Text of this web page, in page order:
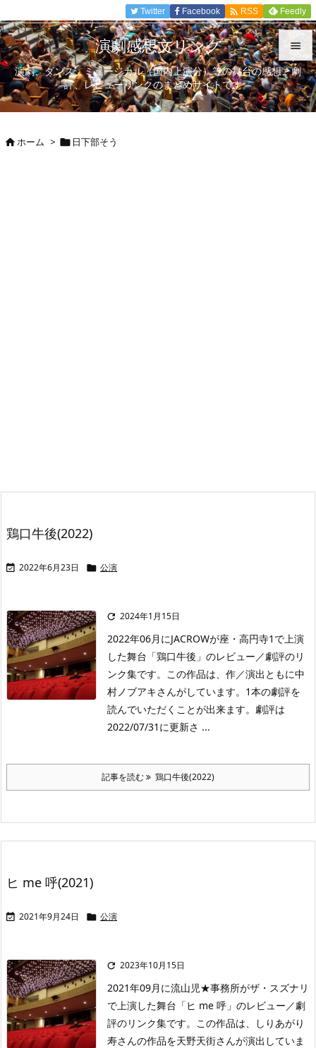


メニュ

Twitter Facebook  RSS Feedly
演劇感想文リンク
演劇、ダンス、ミュージカル（国内上演分）等の舞台の感想、劇
評、レビューリンクのまとめサイトです。
ホーム >  日下部そう
鶏口牛後(2022)
 2022年6月23日  公演
 2024年1月15日
2022年06月にJACROWが座・高円寺1で上演
した舞台「鶏口牛後」のレビュー／劇評のリ
ンク集です。この作品は、作／演出ともに中
村ノブアキさんがしています。1本の劇評を
読んでいただくことが出来ます。劇評は
2022/07/31に更新さ ...
記事を読む 鶏口牛後(2022)
ヒ me 呼(2021)
 2021年9月24日  公演
 2023年10月15日
2021年09月に流山児★事務所がザ・スズナリ
で上演した舞台「ヒ me 呼」のレビュー／劇
評のリンク集です。この作品は、しりあがり
寿さんの作品を天野天街さんが演出していま